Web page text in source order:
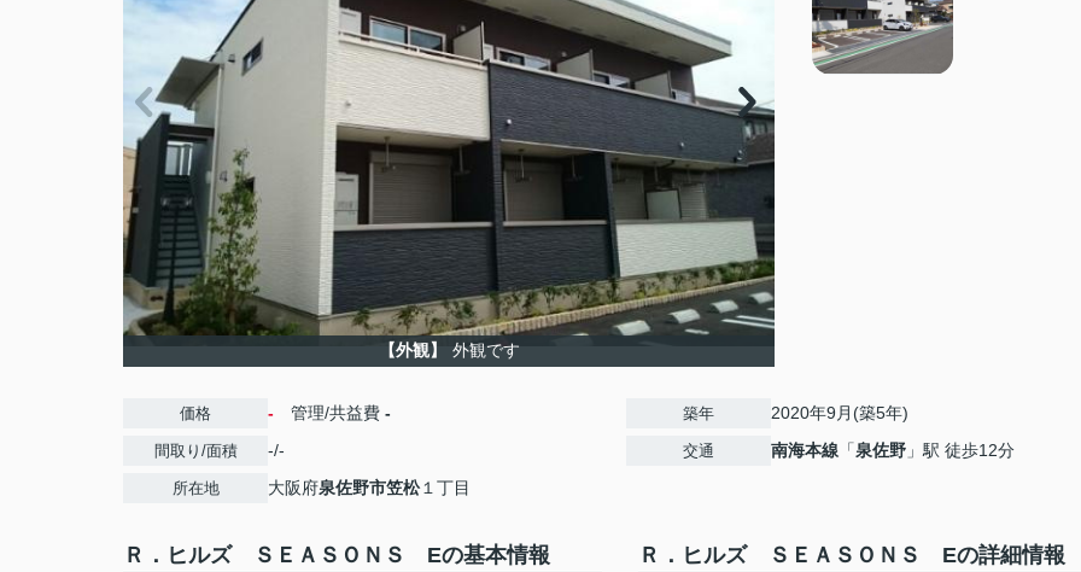
【外観】 外観です
価格 - 管理/共益費 -
間取り/面積 -/-
所在地 大阪府泉佐野市笠松１丁目
築年 2020年9月(築5年)
交通 南海本線 「泉佐野 」駅 徒歩12分
Ｒ．ヒルズ ＳＥＡＳＯＮＳ Eの基本情報 Ｒ．ヒルズ ＳＥＡＳＯＮＳ Eの詳細情報